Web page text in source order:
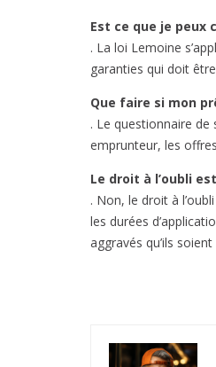
Est ce que je peux
. La loi Lemoine
garanties qui doit
Que faire si mon
. Le questionnaire
emprunteur, les
Le droit à l’oubli
. Non, le droit à
les durées
aggravés qu’ils